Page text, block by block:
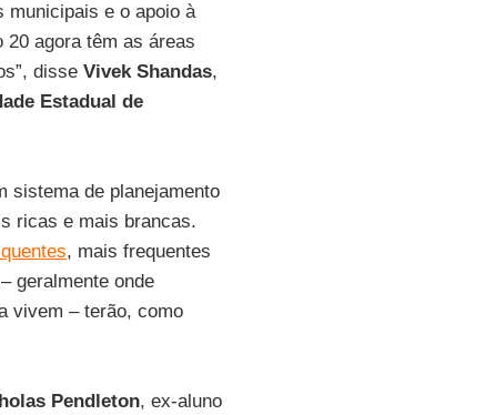
municipais e o apoio à
20 agora têm as áreas
disse Vivek Shandas,
Estadual de
sistema de planejamento
ricas e mais brancas.
, mais frequentes
geralmente onde
vivem – terão, como
Pendleton, ex-aluno